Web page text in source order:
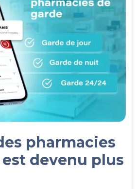
pharmacies
devenu plus